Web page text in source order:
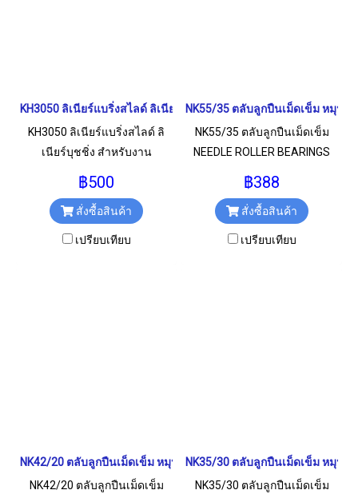
KH3050 ลิเนียร์แบริ่งสไลด์ ลิเนียร์บุชชิ่ง LINEAR BALL BUSHING
KH3050 ลิเนียร์แบริ่งสไลด์ ลิ
เนียร์บุชชิ่ง สำหรับงาน
30x40x50 มม.
฿500
สั่งซื้อสินค้า
เปรียบเทียบ
NK55/35 ตลับลูกปืนเม็ดเข็ม หมุนสอ
NK55/35 ตลับลูกปืนเม็ดเข็ม
NEEDLE ROLLER BEARINGS
อุตสาหกรรมทั่วไป ขนาด
55x68x35 มม.
฿388
สั่งซื้อสินค้า
เปรียบเทียบ
NK42/20 ตลับลูกปืนเม็ดเข็ม หมุนสองทาง NEEDLE ROLLER
NK42/20 ตลับลูกปืนเม็ดเข็ม
NK35/30 ตลับลูกปืนเม็ดเข็ม หมุนสอ
NK35/30 ตลับลูกปืนเม็ดเข็ม